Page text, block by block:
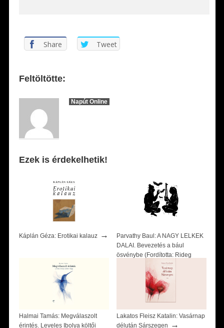
Share Tweet
Feltöltötte:
Napút Online
Ezek is érdekelhetik!
Káplán Géza: Erotikai kalauz→
Parvathy Baul: A NAGY LELKEK
DALAI. Bevezetés a bául
ösvénybe (Fordította: Rideg
Halmai Tamás: Megválaszolt
érintés. Leveles Ibolya költői
Lakatos Fleisz Katalin: Vasárnap
délután Sárszegen
→